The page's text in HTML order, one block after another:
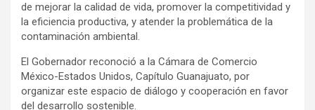
de mejorar la calidad de vida, promover la competitividad y
la eficiencia productiva, y atender la problemática de la
contaminación ambiental.
El Gobernador reconoció a la Cámara de Comercio
México-Estados Unidos, Capítulo Guanajuato, por
organizar este espacio de diálogo y cooperación en favor
del desarrollo sostenible.